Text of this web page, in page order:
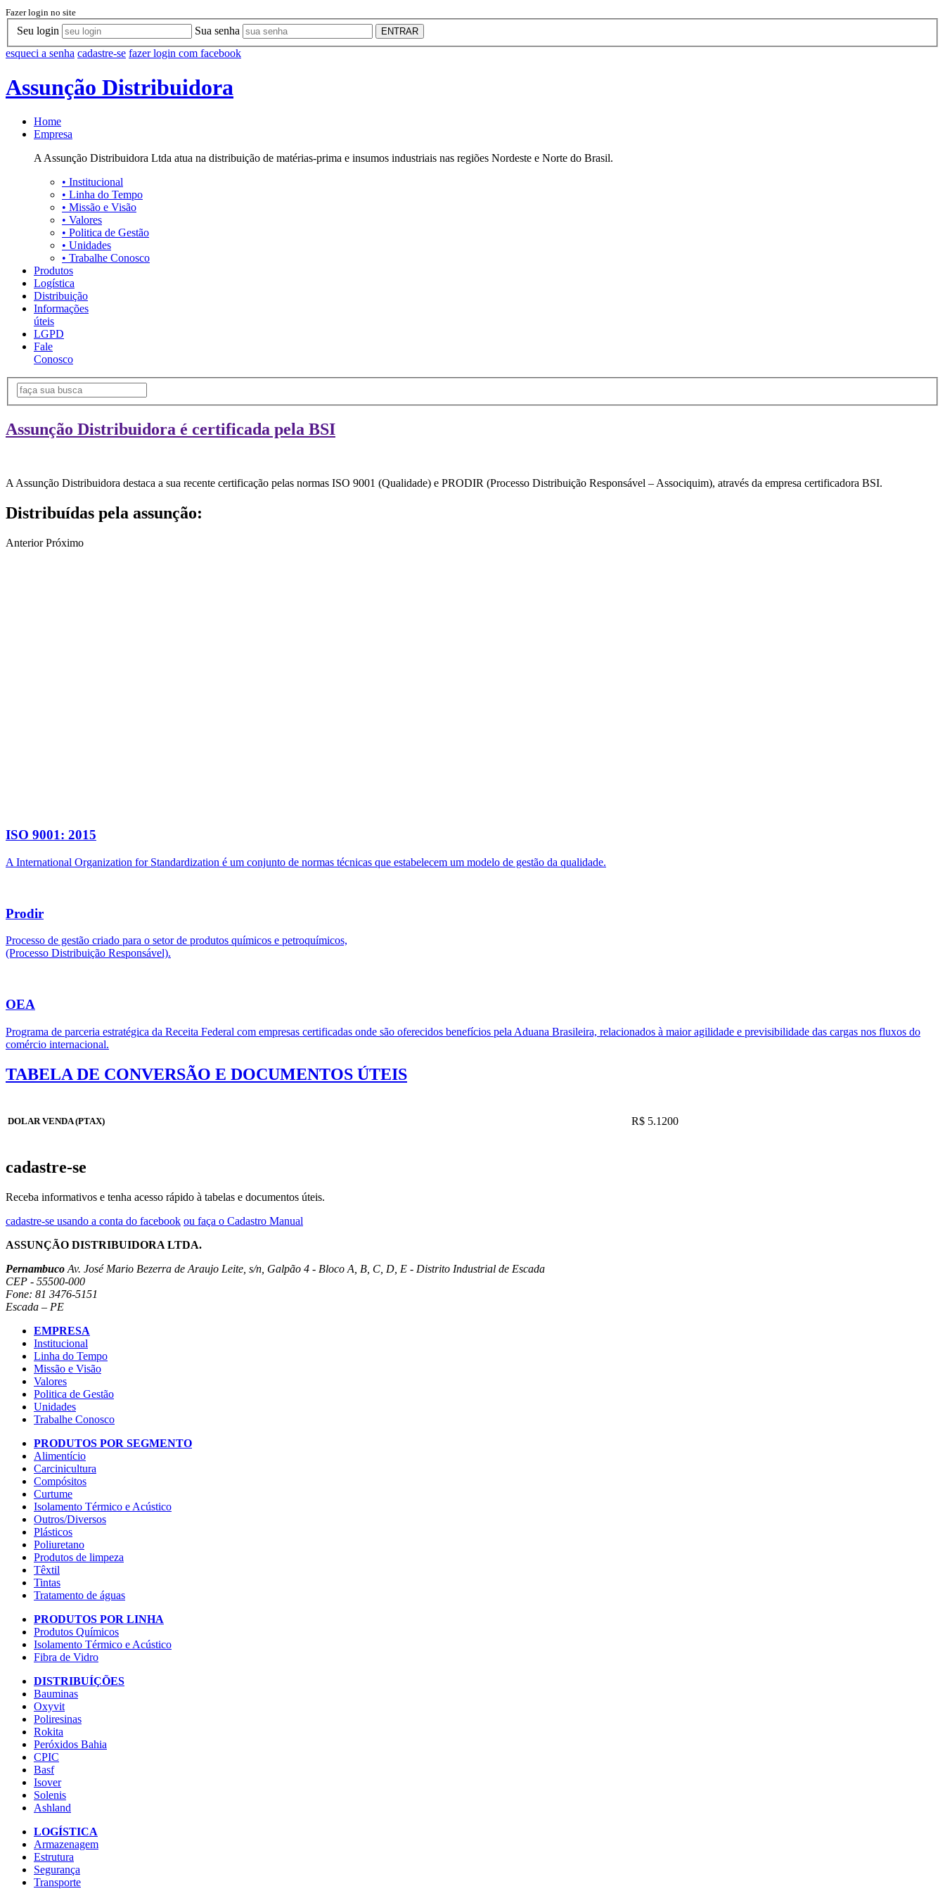
Fazer login no site
Seu login Sua senha ENTRAR
esqueci a senha cadastre-se fazer login com facebook
Assunção Distribuidora
Home
Empresa
A Assunção Distribuidora Ltda atua na distribuição de matérias-prima e insumos industriais nas regiões Nordeste e Norte do Brasil.
• Institucional
• Linha do Tempo
• Missão e Visão
• Valores
• Politica de Gestão
• Unidades
• Trabalhe Conosco
Produtos
Logística
Distribuição
Informações
úteis
LGPD
Fale
Conosco
Assunção Distribuidora é certificada pela BSI
A Assunção Distribuidora destaca a sua recente certificação pelas normas ISO 9001 (Qualidade) e PRODIR (Processo Distribuição Responsável – Associquim), através da empresa certificadora BSI.
Distribuídas pela assunção:
Anterior Próximo
ISO 9001: 2015
A International Organization for Standardization é um conjunto de normas técnicas que estabelecem um modelo de gestão da qualidade.
Prodir
Processo de gestão criado para o setor de produtos químicos e petroquímicos,
(Processo Distribuição Responsável).
OEA
Programa de parceria estratégica da Receita Federal com empresas certificadas onde são oferecidos benefícios pela Aduana Brasileira, relacionados à maior agilidade e previsibilidade das cargas nos fluxos do
comércio internacional.
TABELA DE CONVERSÃO E DOCUMENTOS ÚTEIS
DOLAR VENDA (PTAX) R$ 5.1200
cadastre-se
Receba informativos e tenha acesso rápido à tabelas e documentos úteis.
cadastre-se usando a conta do facebook ou faça o Cadastro Manual
ASSUNÇÃO DISTRIBUIDORA LTDA.
Pernambuco Av. José Mario Bezerra de Araujo Leite, s/n, Galpão 4 - Bloco A, B, C, D, E - Distrito Industrial de Escada
CEP - 55500-000
Fone: 81 3476-5151
Escada – PE
EMPRESA
Institucional
Linha do Tempo
Missão e Visão
Valores
Politica de Gestão
Unidades
Trabalhe Conosco
PRODUTOS POR SEGMENTO
Alimentício
Carcinicultura
Compósitos
Curtume
Isolamento Térmico e Acústico
Outros/Diversos
Plásticos
Poliuretano
Produtos de limpeza
Têxtil
Tintas
Tratamento de águas
PRODUTOS POR LINHA
Produtos Químicos
Isolamento Térmico e Acústico
Fibra de Vidro
DISTRIBUÍÇÕES
Bauminas
Oxyvit
Poliresinas
Rokita
Peróxidos Bahia
CPIC
Basf
Isover
Solenis
Ashland
LOGÍSTICA
Armazenagem
Estrutura
Segurança
Transporte